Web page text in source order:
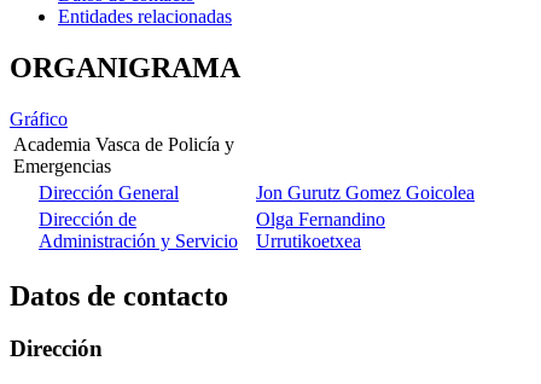
Entidades relacionadas
ORGANIGRAMA
Gráfico
Academia Vasca de Policía y
Emergencias
Dirección General
Jon Gurutz Gomez Goicolea
Dirección de
Administración y Servicio
Olga Fernandino
Urrutikoetxea
Datos de contacto
Dirección